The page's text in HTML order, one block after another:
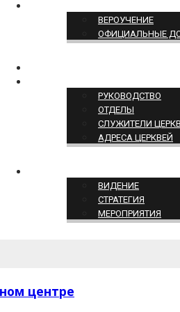
ВЕРОУЧЕНИЕ
ОФИЦИАЛЬНЫЕ
РУКОВОДСТВО
ОТДЕЛЫ
СЛУЖИТЕЛИ
АДРЕСА ЦЕРКВЕЙ
ВИДЕНИЕ
СТРАТЕГИЯ
МЕРОПРИЯТИЯ
центре